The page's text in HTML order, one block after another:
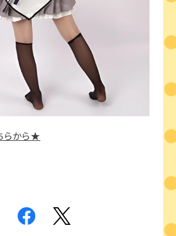
らから★